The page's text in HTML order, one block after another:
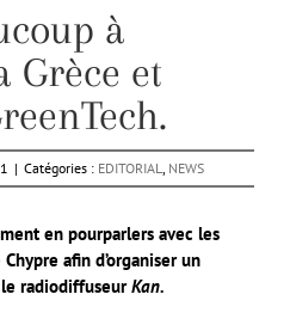
à
Grèce et
| Catégories : EDITORIAL, NEWS
en pourparlers avec les
afin d’organiser un
radiodiffuseurKan.